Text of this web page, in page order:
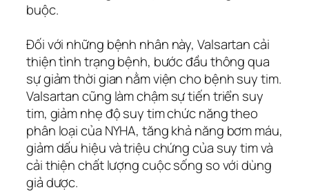
buộc.
Ðối với những bệnh nhân này, Valsartan cải
thiện tình trạng bệnh, bước đầu thông qua
sự giảm thời gian nằm viện cho bệnh suy tim.
Valsartan cũng làm chậm sự tiến triển suy
tim, giảm nhẹ độ suy tim chức năng theo
phân loại của NYHA, tăng khả năng bơm máu,
giảm dấu hiệu và triệu chứng của suy tim và
cải thiện chất lượng cuộc sống so với dùng
giả dược.